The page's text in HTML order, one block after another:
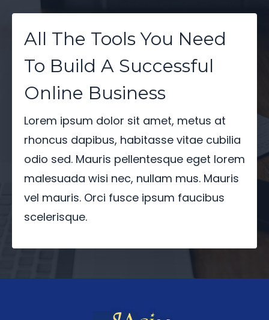
All The Tools You Need
To Build A Successful
Online Business
Lorem ipsum dolor sit amet, metus at
rhoncus dapibus, habitasse vitae cubilia
odio sed. Mauris pellentesque eget lorem
malesuada wisi nec, nullam mus. Mauris
vel mauris. Orci fusce ipsum faucibus
scelerisque.